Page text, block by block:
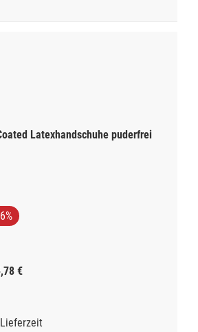
Latexhandschuhe puderfrei
€